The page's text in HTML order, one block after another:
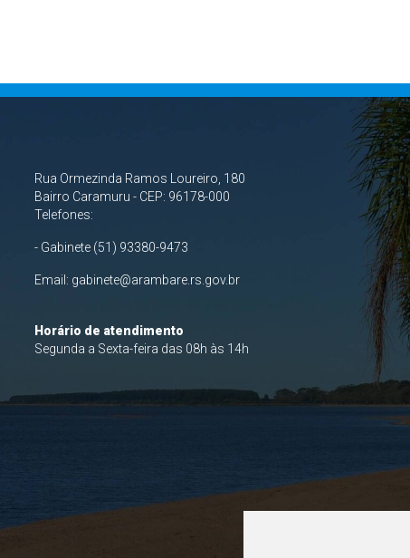
Rua Ormezinda Ramos Loureiro, 180
Bairro Caramuru - CEP: 96178-000
Telefones:
- Gabinete (51) 93380-9473
Email: gabinete@arambare.rs.gov.br
Horário de atendimento
Segunda a Sexta-feira das 08h às 14h